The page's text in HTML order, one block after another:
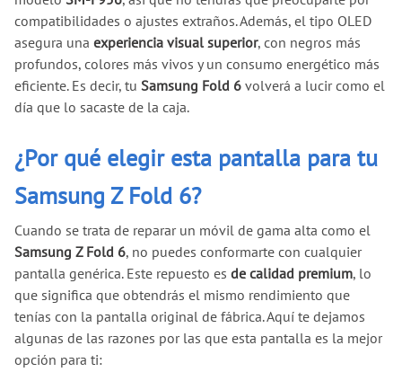
compatibilidades o ajustes extraños. Además, el tipo OLED
asegura una experiencia visual superior, con negros más
profundos, colores más vivos y un consumo energético más
eficiente. Es decir, tu Samsung Fold 6 volverá a lucir como el
día que lo sacaste de la caja.
¿Por qué elegir esta pantalla para tu
Samsung Z Fold 6?
Cuando se trata de reparar un móvil de gama alta como el
Samsung Z Fold 6, no puedes conformarte con cualquier
pantalla genérica. Este repuesto es de calidad premium, lo
que significa que obtendrás el mismo rendimiento que
tenías con la pantalla original de fábrica. Aquí te dejamos
algunas de las razones por las que esta pantalla es la mejor
opción para ti: